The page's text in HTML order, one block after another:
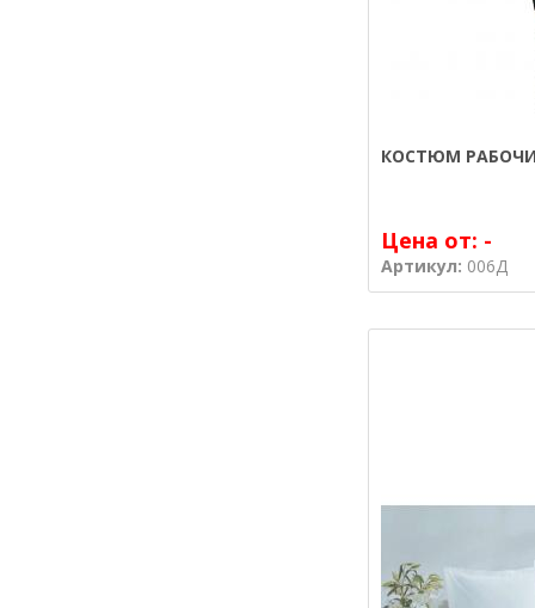
КОСТЮМ
Цена от: -
Артикул: 006Д